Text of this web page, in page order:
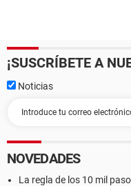
¡SUSCRÍBETE A
Noticias
NOVEDADES
La regla de los 10 mil